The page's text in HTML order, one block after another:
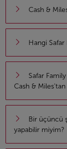
Cash &
Hangi Safar
Safar
Cash &
Bir üçüncü
yapabilir miyim?